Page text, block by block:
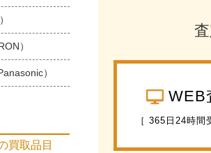
WEB
［ 365日24時間
）
）
買取品目